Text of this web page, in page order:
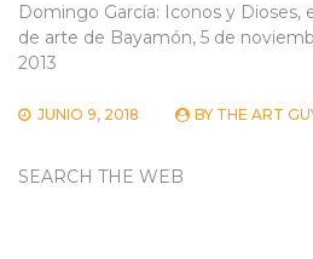
Domingo García: Iconos y Dioses,
de arte de Bayamón, 5 de
2013
JUNIO 9, 2018 BY THE ART
SEARCH THE WEB